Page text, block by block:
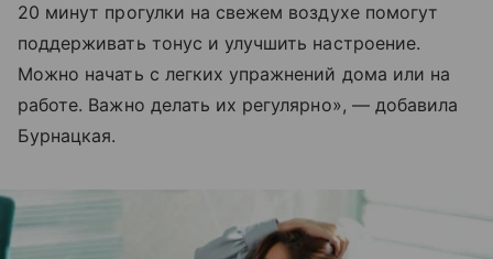
20 минут прогулки на свежем воздухе помогут
поддерживать тонус и улучшить настроение.
Можно начать с легких упражнений дома или на
работе. Важно делать их регулярно», — добавила
Бурнацкая.